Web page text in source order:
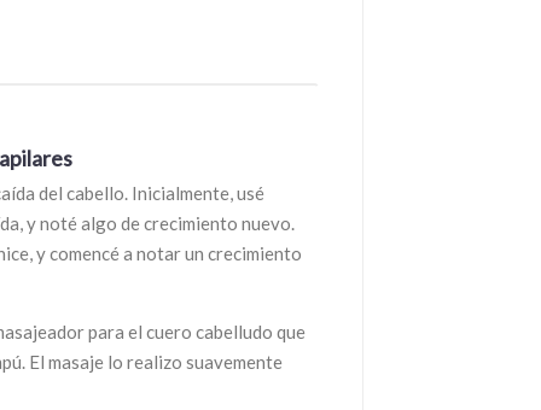
del cabello. Inicialmente, usé
y noté algo de crecimiento nuevo.
y comencé a notar un crecimiento
para el cuero cabelludo que
El masaje lo realizo suavemente